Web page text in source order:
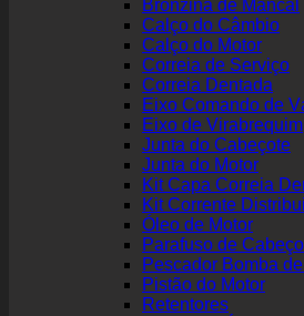
Bronzina de Mancal
Calço do Câmbio
Calço do Motor
Correia de Serviço
Correia Dentada
Eixo Comando de
Eixo de Virabrequim
Junta do Cabeçote
Junta do Motor
Kit Capa Correia
Kit Corrente
Óleo de Motor
Parafuso de
Pescador Bomba
Pistão do Motor
Retentores